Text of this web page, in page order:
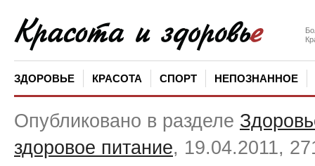
ЗДОРОВЬЕ КРАСОТА СПОРТ НЕПОЗНАННОЕ
Опубликовано в разделе
здоровое питание, 19.04.2011,